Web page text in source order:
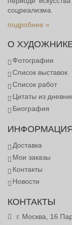
соцреализма.
подробнее »
О
Фотографии
Список выставок
Список работ
Цитаты из
Биография
Доставка
Мои заказы
Контакты
Новости
КОНТАКТЫ
г. Москва, 16